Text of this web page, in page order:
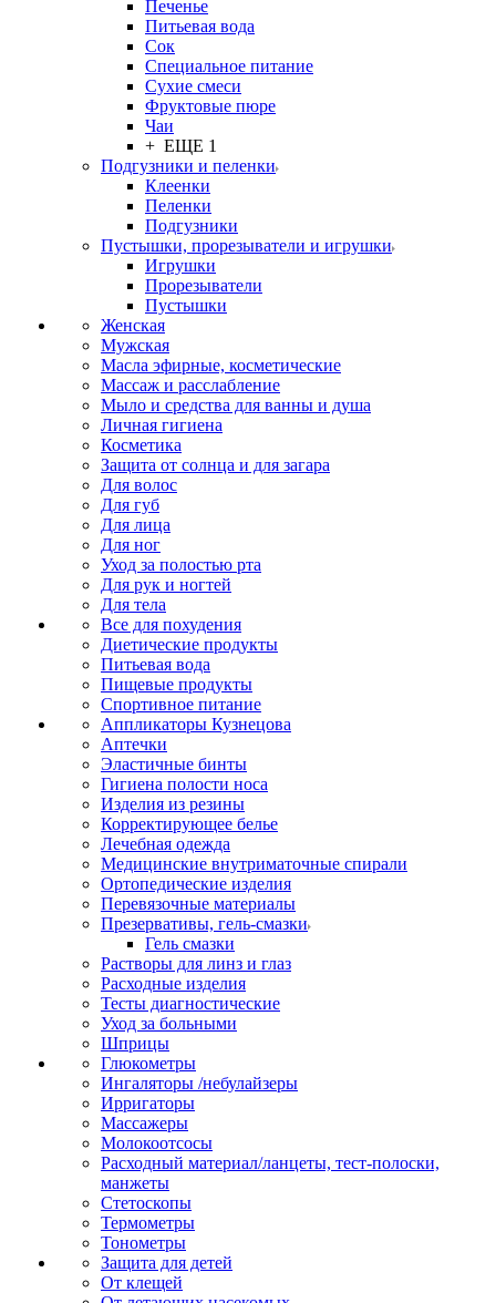
Печенье
Питьевая вода
Сок
Специальное питание
Сухие смеси
Фруктовые пюре
Чаи
+ ЕЩЕ 1
Подгузники и пеленки
Клеенки
Пеленки
Подгузники
Пустышки, прорезыватели и игрушки
Игрушки
Прорезыватели
Пустышки
Женская
Мужская
Масла эфирные, косметические
Массаж и расслабление
Мыло и средства для ванны и душа
Личная гигиена
Косметика
Защита от солнца и для загара
Для волос
Для губ
Для лица
Для ног
Уход за полостью рта
Для рук и ногтей
Для тела
Все для похудения
Диетические продукты
Питьевая вода
Пищевые продукты
Спортивное питание
Аппликаторы Кузнецова
Аптечки
Эластичные бинты
Гигиена полости носа
Изделия из резины
Корректирующее белье
Лечебная одежда
Медицинские внутриматочные спирали
Ортопедические изделия
Перевязочные материалы
Презервативы, гель-смазки
Гель смазки
Растворы для линз и глаз
Расходные изделия
Тесты диагностические
Уход за больными
Шприцы
Глюкометры
Ингаляторы /небулайзеры
Ирригаторы
Массажеры
Молокоотсосы
Расходный материал/ланцеты, тест-полоски,
манжеты
Стетоскопы
Термометры
Тонометры
Защита для детей
От клещей